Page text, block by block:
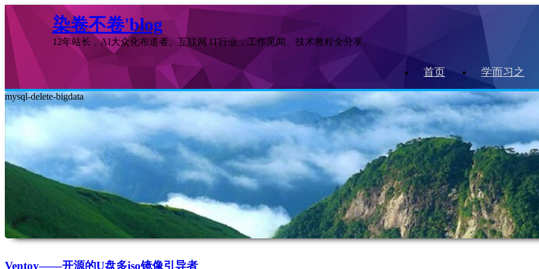
染卷不卷'blog
12年站长，AI大众化布道者。互联网 IT行业，工作见闻、技术教程全分享。
首页 学而习之
mysql-delete-bigdata
Ventoy——开源的U盘多iso镜像引导者